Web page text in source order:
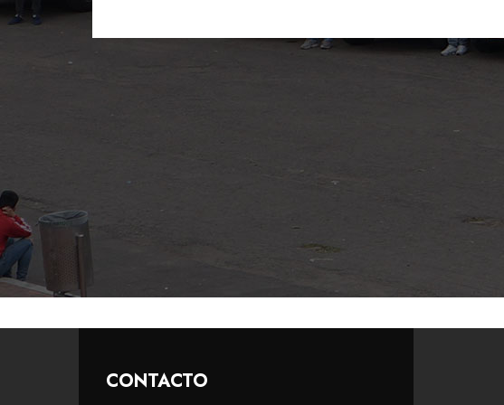
CONTACTO